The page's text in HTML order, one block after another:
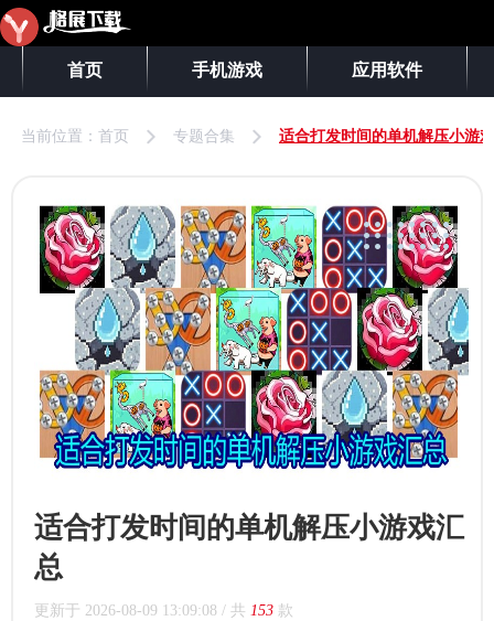
首页 手机游戏 应用软件
当前位置： 首页 专题合集 适合打发时间的单机解压小游
适合打发时间的单机解压小游戏汇
总
更新于 2026-08-09 13:09:08 / 共 153 款